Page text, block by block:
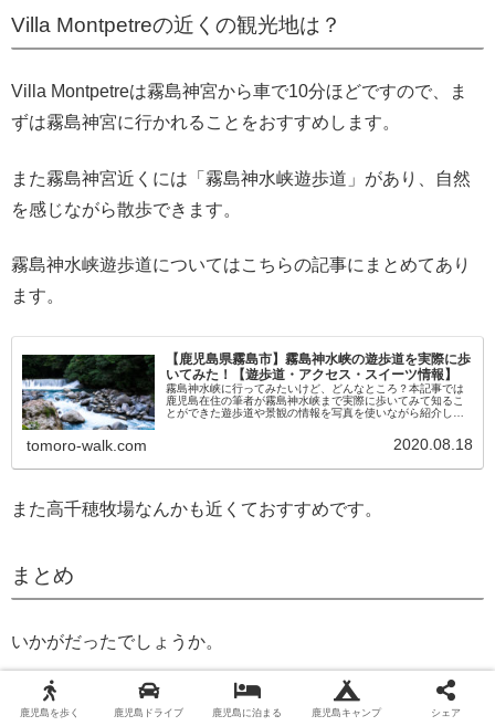
Villa Montpetreの近くの観光地は？
Villa Montpetreは霧島神宮から車で10分ほどですので、ま
ずは霧島神宮に行かれることをおすすめします。
また霧島神宮近くには「霧島神水峡遊歩道」があり、自然
を感じながら散歩できます。
霧島神水峡遊歩道についてはこちらの記事にまとめてあり
ます。
【鹿児島県霧島市】霧島神水峡の遊歩道を実際に歩
いてみた！【遊歩道・アクセス・スイーツ情報】
霧島神水峡に行ってみたいけど、どんなところ？本記事では
鹿児島在住の筆者が霧島神水峡まで実際に歩いてみて知るこ
とができた遊歩道や景観の情報を写真を使いながら紹介して
す。実際に訪れる前にぜひ当記事をご覧ください。
tomoro-walk.com 2020.08.18
また高千穂牧場なんかも近くておすすめです。
まとめ
いかがだったでしょうか。
「Villa Montpetre」
鹿児島を歩く 鹿児島ドライブ 鹿児島に泊まる 鹿児島キャンプ シェア